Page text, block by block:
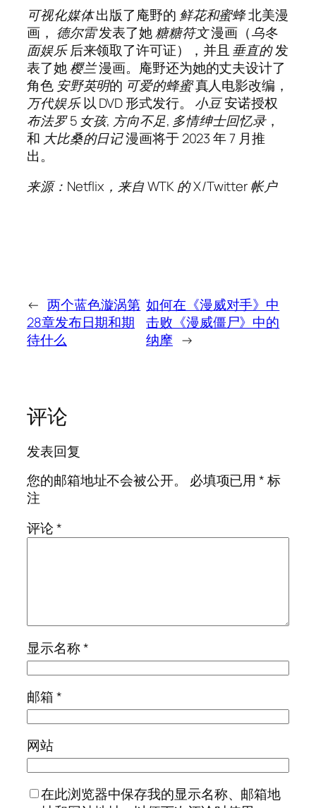
可视化媒体出版了庵野的 鲜花和蜜蜂北美漫
画， 德尔雷发表了她糖糖符文漫画（乌冬
面娱乐后来领取了许可证），并且 垂直的发
表了她樱兰漫画。庵野还为她的丈夫设计了
角色 安野英明的 可爱的蜂蜜真人电影改编，
万代娱乐以 DVD 形式发行。 小豆安诺授权
布法罗 5 女孩, 方向不足, 多情绅士回忆录，
和 大比桑的日记漫画将于 2023 年 7 月推
出。
来源：Netflix，来自 WTK 的 X/Twitter帐户
← 两个蓝色漩涡第
28章发布日期和期
待什么
如何在《漫威对手》中
击败《漫威僵尸》中的
纳摩 →
评论
发表回复
您的邮箱地址不会被公开。
必填项已用*标
注
评论*
显示名称*
邮箱*
网站
在此浏览器中保存我的显示名称、邮箱地